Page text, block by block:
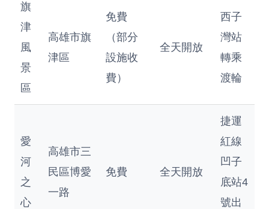
旗
津
風
景
區
高雄市旗
津區
免費
（部分
設施收
費）
全天開放
西子
灣站
轉乘
渡輪
愛
河
之
心
高雄市三
民區博愛
一路
免費 全天開放
捷運
紅線
凹子
底站4
號出